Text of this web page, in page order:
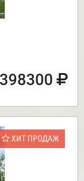
ХИТ ПРОДАЖ